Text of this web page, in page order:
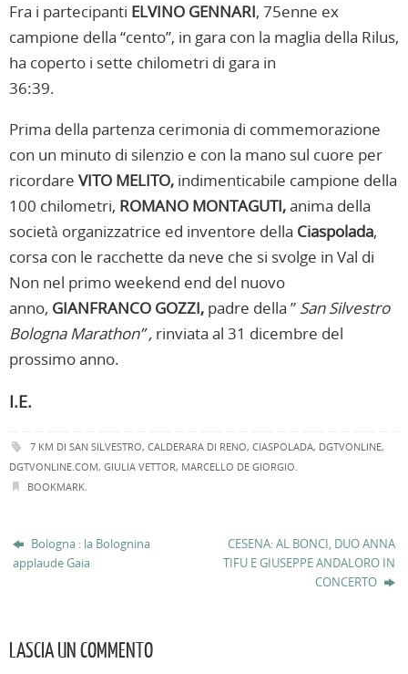
Fra i partecipanti ELVINO GENNARI, 75enne ex
campione della “cento”, in gara con la maglia della Rilus,
ha coperto i sette chilometri di gara in
36:39.
Prima della partenza cerimonia di commemorazione
con un minuto di silenzio e con la mano sul cuore per
ricordare VITO MELITO, indimenticabile campione della
100 chilometri, ROMANO MONTAGUTI,anima della
società organizzatrice ed inventore della Ciaspolada,
corsa con le racchette da neve che si svolge in Val di
Non nel primo weekend end del nuovo
anno, GIANFRANCO GOZZI, padre della ” San Silvestro
Bologna Marathon” , rinviata al 31 dicembre del
prossimo anno.
I.E.
7 KM DI SAN SILVESTRO, CALDERARA DI RENO, CIASPOLADA, DGTVONLINE,
DGTVONLINE.COM, GIULIA VETTOR, MARCELLO DE GIORGIO
BOOKMARK.
Bologna : la Bolognina
applaude Gaia
CESENA: AL BONCI, DUO ANNA
TIFU E GIUSEPPE ANDALORO IN
CONCERTO
LASCIA UN COMMENTO